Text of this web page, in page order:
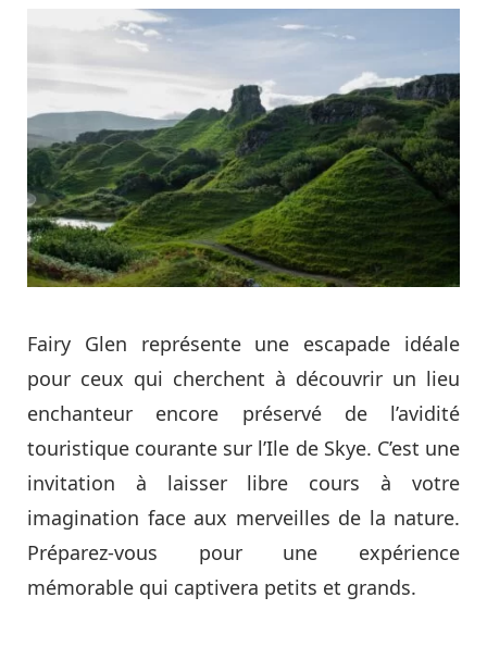
Fairy Glen représente une escapade idéale
pour ceux qui cherchent à découvrir un lieu
enchanteur encore préservé de l’avidité
touristique courante sur l’Ile de Skye. C’est une
invitation à laisser libre cours à votre
imagination face aux merveilles de la nature.
Préparez-vous pour une expérience
mémorable qui captivera petits et grands.